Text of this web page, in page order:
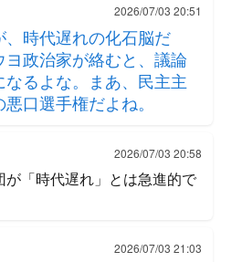
2026/07/03 20:51
時代遅れの化石脳だ
ヨ政治家が絡むと、議論
るよな。まあ、民主主
口選手権だよね。
2026/07/03 20:58
「時代遅れ」とは急進的で
2026/07/03 21:03